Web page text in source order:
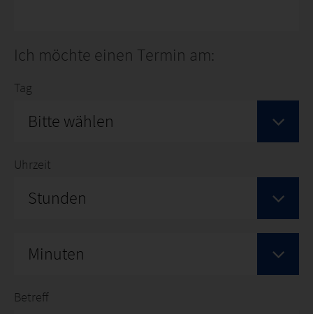
Ich möchte einen Termin am:
Tag
Bitte wählen
Uhrzeit
Stunden
Minuten
Betreff